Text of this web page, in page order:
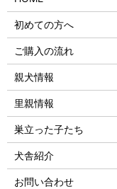
初めての方へ
ご購入の流れ
親犬情報
里親情報
巣立った子たち
犬舎紹介
お問い合わせ